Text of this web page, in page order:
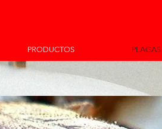
PRODUCTOS PLAGAS